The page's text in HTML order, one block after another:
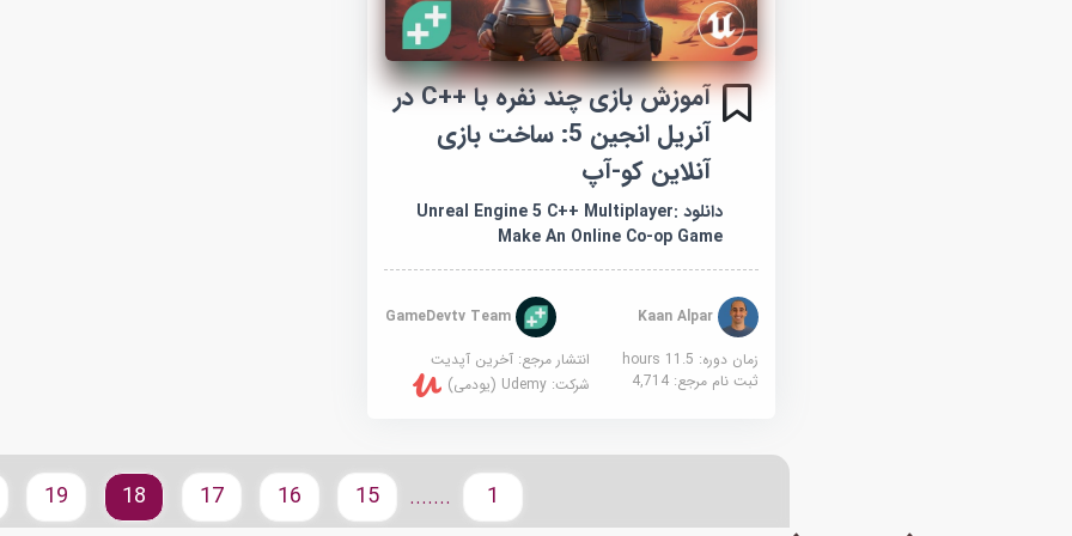
آموزش بازی چند نفره با ++C در
آنریل انجین 5: ساخت بازی
آنلاین کو-آپ
دانلود Unreal Engine 5 C++ Multiplayer:
Make An Online Co-op Game
GameDevtv Team
زمان دوره: 11.5 hours
انتشار مرجع: آخرین آپدیت
ثبت نام مرجع: 4,714 شرکت: Udemy (یودمی)
1
.......
15
16
17
18
19